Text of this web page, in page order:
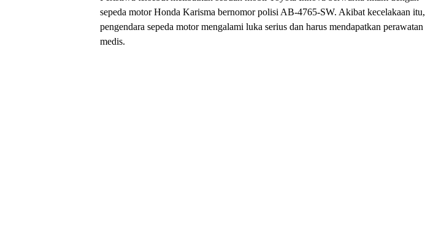
sepeda motor Honda Karisma bernomor polisi AB-4765-SW. Akibat kecelakaan itu,
pengendara sepeda motor mengalami luka serius dan harus mendapatkan perawatan
medis.